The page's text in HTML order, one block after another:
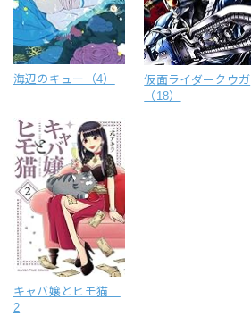
海辺のキュー（4）
仮面ライダークウガ
（18）
キャバ嬢とヒモ猫
2